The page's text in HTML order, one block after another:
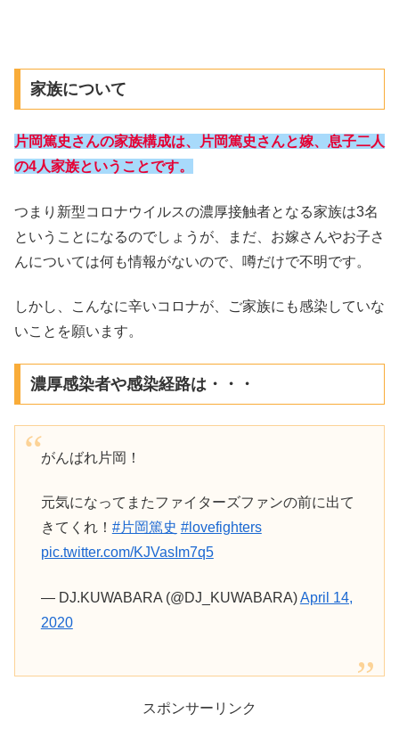
家族について
片岡篤史さんの家族構成は、片岡篤史さんと嫁、息子二人
の4人家族ということです。
つまり新型コロナウイルスの濃厚接触者となる家族は3名
ということになるのでしょうが、まだ、お嫁さんやお子さ
んについては何も情報がないので、噂だけで不明です。
しかし、こんなに辛いコロナが、ご家族にも感染していな
いことを願います。
濃厚感染者や感染経路は・・・
がんばれ片岡！
元気になってまたファイターズファンの前に出て
きてくれ！ #片岡篤史 #lovefighters
pic.twitter.com/KJVasIm7q5
— DJ.KUWABARA (@DJ_KUWABARA)April 14,
2020
スポンサーリンク